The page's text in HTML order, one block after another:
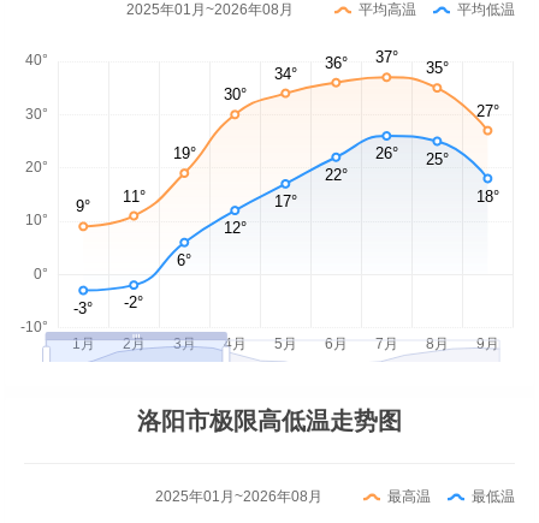
2025年01月~2026年08月 平均高温 平均低温
洛阳市极限高低温走势图
2025年01月~2026年08月 最高温 最低温